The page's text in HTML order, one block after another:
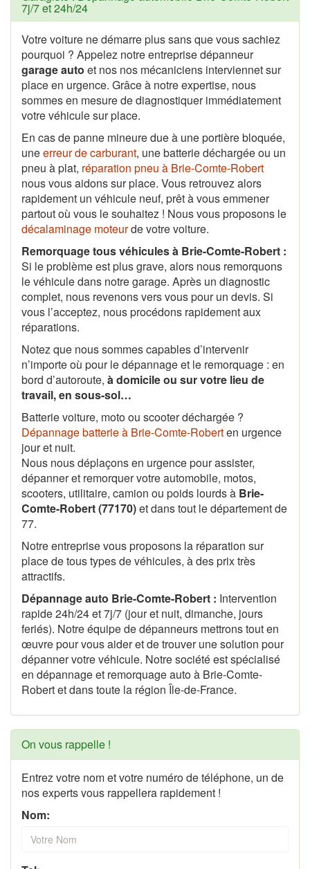
7j/7 et 24h/24
Votre voiture ne démarre plus sans que vous sachiez
pourquoi ? Appelez notre entreprise dépanneur
garage auto et nos nos mécaniciens interviennet sur
place en urgence. Grâce à notre expertise, nous
sommes en mesure de diagnostiquer immédiatement
votre véhicule sur place.
En cas de panne mineure due à une portière bloquée,
uneerreur de carburant, une batterie déchargée ou un
pneu à plat, réparation pneu à Brie-Comte-Robert
nous vous aidons sur place. Vous retrouvez alors
rapidement un véhicule neuf, prêt à vous emmener
partout où vous le souhaitez ! Nous vous proposons le
décalaminage moteurde votre voiture.
Remorquage tous véhicules à Brie-Comte-Robert :
Si le problème est plus grave, alors nous remorquons
le véhicule dans notre garage. Après un diagnostic
complet, nous revenons vers vous pour un devis. Si
vous l’acceptez, nous procédons rapidement aux
réparations.
Notez que nous sommes capables d’intervenir
n’importe où pour le dépannage et le remorquage : en
bord d’autoroute, à domicile ou sur votre lieu de
travail, en sous-sol…
Batterie voiture, moto ou scooter déchargée ?
Dépannage batterie à Brie-Comte-Roberten urgence
jour et nuit.
Nous nous déplaçons en urgence pour assister,
dépanner et remorquer votre automobile, motos,
scooters, utilitaire, camion ou poids lourds à Brie-
Comte-Robert (77170)et dans tout le département de
77.
Notre entreprise vous proposons la réparation sur
place de tous types de véhicules, à des prix très
attractifs.
Dépannage auto Brie-Comte-Robert : Intervention
rapide 24h/24 et 7j/7 (jour et nuit, dimanche, jours
feriés). Notre équipe de dépanneurs mettrons tout en
œuvre pour vous aider et de trouver une solution pour
dépanner votre véhicule. Notre société est spécialisé
en dépannage et remorquage auto à Brie-Comte-
Robert et dans toute la région Île-de-France.
On vous rappelle !
Entrez votre nom et votre numéro de téléphone, un de
nos experts vous rappellera rapidement !
Nom: